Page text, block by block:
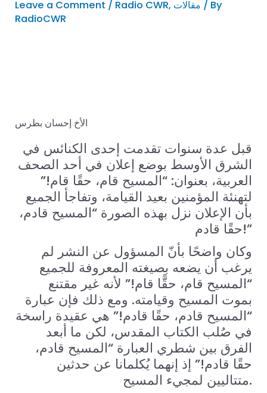
Leave a Comment / Radio CWR, مقالات / By
RadioCWR
الأخ إحسان بطرس
قبل عدة سنوات تقدمت إحدى الكنائس في
الشرق الأوسط بوضع إعلان في أحد الصحف
العربية، بعنوان: “المسيح قام، حقًا قام!”
لتهنئة المؤمنين بعيد القيامة، وتفاجأ الجميع
بأن الإعلان نزل بهذه الصورة “المسيح قادم،
حقًا قادم!”
وكان واضحًا بأنّ المسؤول عن النشر لم
يرغب أن يضعه بصيغته المعروفة للجميع
“المسيح قام، حقًّا قام!” لأنه غير مقتنع
بموت المسيح وقيامته. ومع ذلك فإن عبارة
“المسيح قادم، حقًا قادم!” هي عقيدة راسخة
في صُلب الكتاب المقدس، لكن ما أبعد
الفرق بين شطري العبارة “المسيح قادم،
حقًا قادم!” إذ إنهما يُكلمانا عن حدثين
متتاليين لمجيء المسيح.